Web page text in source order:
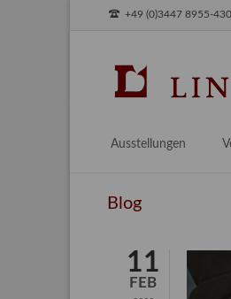
+49 (0)3447 8955-430
Ausstellungen
Aktuell
Blog
11
FEB